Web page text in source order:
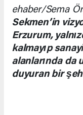
ehaber/Sema
Sekmen’in
Erzurum,
kalmayıp
alanlarında da
duyuran bir